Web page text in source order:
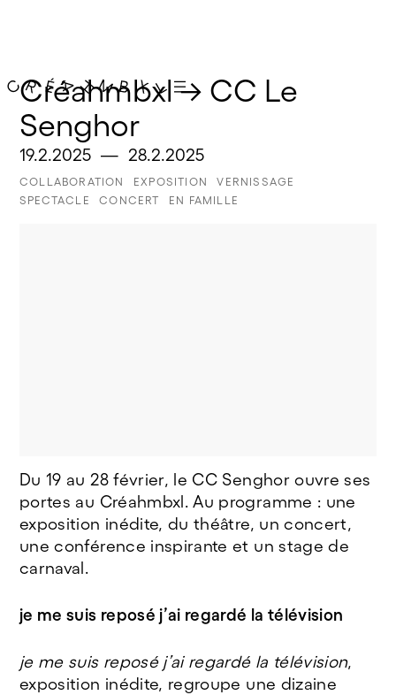
Créahmbxl → CC Le
Senghor
19.2.2025 — 28.2.2025
COLLABORATION EXPOSITION
VERNISSAGE
SPECTACLE
CONCERT EN FAMILLE
©Nouzha Serroukh
Du 19 au 28 février, le CC Senghor ouvre ses
portes au Créahmbxl. Au programme : une
exposition inédite, du théâtre, un concert,
une conférence inspirante et un stage de
carnaval.
je me suis reposé j’ai regardé la télévision
je me suis reposé j’ai regardé la télévision,
exposition inédite, regroupe une dizaine